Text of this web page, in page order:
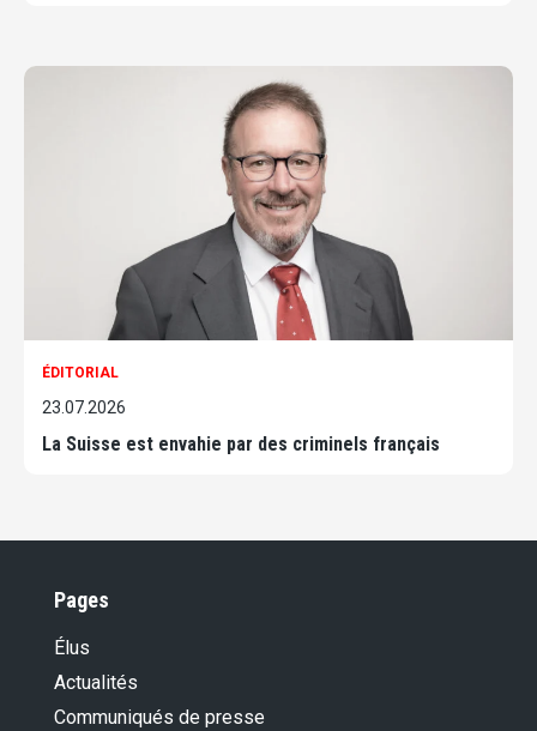
ÉDITORIAL
23.07.2026
La Suisse est envahie par des criminels français
Pages
Élus
Actualités
Communiqués de presse